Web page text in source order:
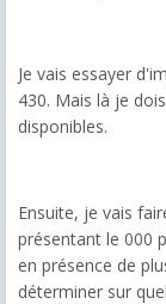
Je vais essayer
430. Mais là je
disponibles.
Ensuite, je vais
présentant le 000
en présence de
déterminer sur